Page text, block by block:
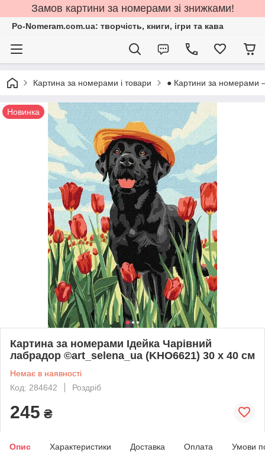
Замов картини за номерами зі знижками!
Po-Nomeram.com.ua: творчість, книги, ігри та кава
Картина за номерами і товари ● Картини за номерами
Новинка
Картина за номерами Ідейка Чарівний
лабрадор ©art_selena_ua (KHO6621) 30 х 40 см
Немає в наявності
Код: 284642
Роздріб
245 ₴
Опис Характеристики Доставка Оплата Умови